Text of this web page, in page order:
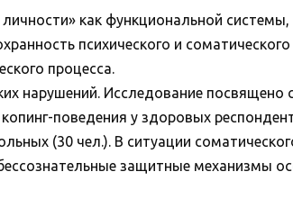
как функциональной
психического и
процесса.
нарушений. Исследование посвящено
поведения у здоровых
(30 чел.). В ситуации
защитные механизмы